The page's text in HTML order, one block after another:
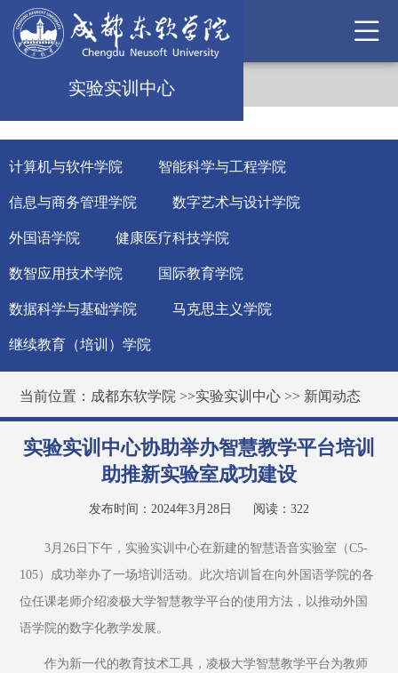
实验实训中心
计算机与软件学院 智能科学与工程学院
信息与商务管理学院 数字艺术与设计学院
外国语学院 健康医疗科技学院
数智应用技术学院 国际教育学院
数据科学与基础学院 马克思主义学院
继续教育（培训）学院
当前位置： 成都东软学院 >>实验实训中心 >> 新闻动态
实验实训中心协助举办智慧教学平台培训
助推新实验室成功建设
发布时间：2024年3月28日 阅读： 322
3月26日下午，实验实训中心在新建的智慧语音实验室（C5-
105）成功举办了一场培训活动。此次培训旨在向外国语学院的各
位任课老师介绍凌极大学智慧教学平台的使用方法，以推动外国
语学院的数字化教学发展。
作为新一代的教育技术工具，凌极大学智慧教学平台为教师